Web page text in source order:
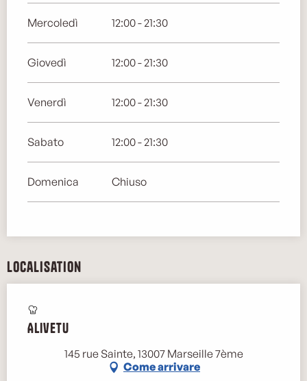
Mercoledì 12:00 - 21:30
Giovedì 12:00 - 21:30
Venerdì 12:00 - 21:30
Sabato 12:00 - 21:30
Domenica Chiuso
Localisation
Alivetu
145 rue Sainte, 13007 Marseille 7ème
Come arrivare